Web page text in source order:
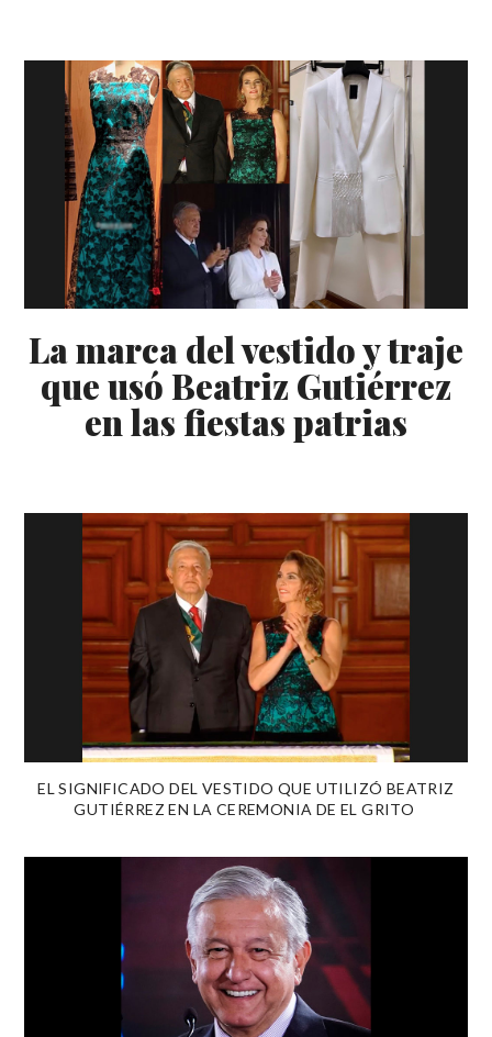
La marca del vestido y traje
que usó Beatriz Gutiérrez
en las fiestas patrias
EL SIGNIFICADO DEL VESTIDO QUE UTILIZÓ BEATRIZ
GUTIÉRREZ EN LA CEREMONIA DE EL GRITO